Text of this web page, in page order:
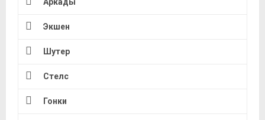
Экшен
Шутер
Стелс
Гонки